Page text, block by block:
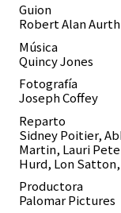
Guion
Robert Alan
Música
Quincy Jones
Fotografía
Joseph Coffey
Reparto
Sidney Poitier,
Martin, Lauri
Hurd, Lon
Productora
Palomar Pictures